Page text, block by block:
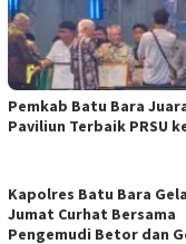
Pemkab Batu Bara
Paviliun Terbaik PRSU
Kapolres Batu Bara
Jumat Curhat Bersama
Pengemudi Betor dan